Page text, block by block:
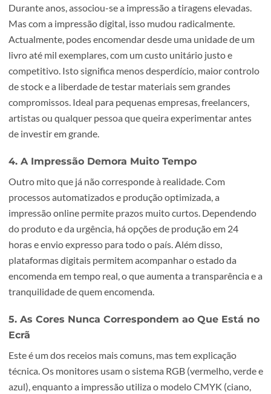
especiais, dobras criativas ou laminações com textura.
também adicionar vernis localizados, cantos
ou até criar formatos fora do comum. Tudo isso
numa plataforma digital simples de usar.
3. Só Compensa em Grandes Quantidades
Durante anos, associou-se a impressão a tiragens
Mas com a impressão digital, isso mudou radicalmente.
livro até mil exemplares, com um custo unitário justo e
competitivo. Isto significa menos desperdício, maior
de stock e a liberdade de testar materiais sem grandes
compromissos. Ideal para pequenas empresas,
artistas ou qualquer pessoa que queira experimentar
de investir em grande.
4. A Impressão Demora Muito Tempo
processos automatizados e produção optimizada, a
do produto e da urgência, há opções de produção em 24
horas e envio expresso para todo o país. Além disso,